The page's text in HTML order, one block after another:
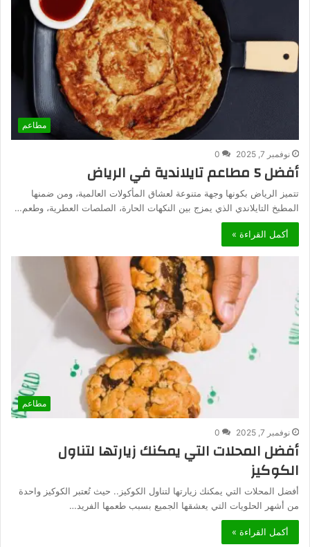
مطاعم
نوفمبر 7, 2025 0
أفضل 5 مطاعم تايلاندية في الرياض
تتميز الرياض بكونها وجهة متنوعة لعشاق المأكولات العالمية، ومن ضمنها
المطبخ التايلاندي الذي يمزج بين النكهات الحارة، الصلصات العطرية، وطعم…
أكمل القراءة »
مطاعم
نوفمبر 7, 2025 0
أفضل المحلات التي يمكنك زيارتها لتناول
الكوكيز
أفضل المحلات التي يمكنك زيارتها لتناول الكوكيز.. حيث تُعتبر الكوكيز واحدة
من أشهر الحلويات التي يعشقها الجميع بسبب طعمها الفريد…
أكمل القراءة »